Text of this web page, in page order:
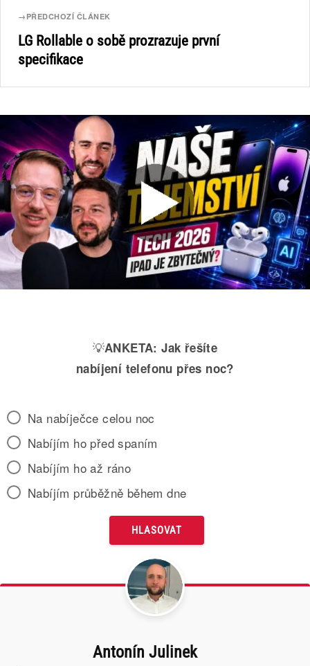
→ PŘEDCHOZÍ ČLÁNEK
LG Rollable o sobě prozrazuje první
specifikace
💡ANKETA: Jak řešíte
nabíjení telefonu přes noc?
Na nabíječce celou noc
Nabíjím ho před spaním
Nabíjím ho až ráno
Nabíjím průběžně během dne
Antonín Julinek